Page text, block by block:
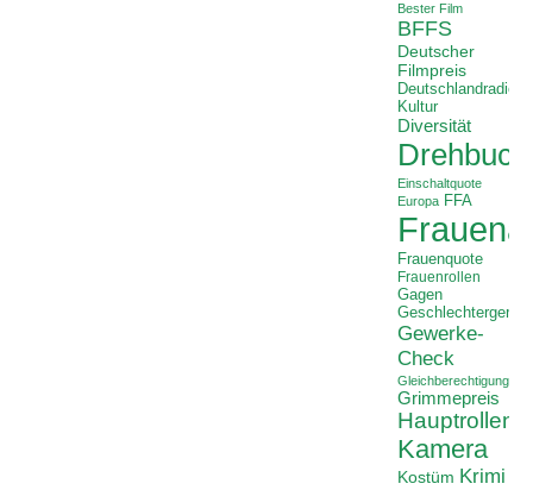
Bester Film
BFFS
Deutscher
Filmpreis
Deutschlandradio
Kultur
Diversität
Drehbuch
Einschaltquote
Europa FFA
Frauenquote
Frauenrollen
Gagen
Gewerke-
Check
Gleichberechtigung
Grimmepreis
Hauptrollen
Kamera
Kostüm Krimi